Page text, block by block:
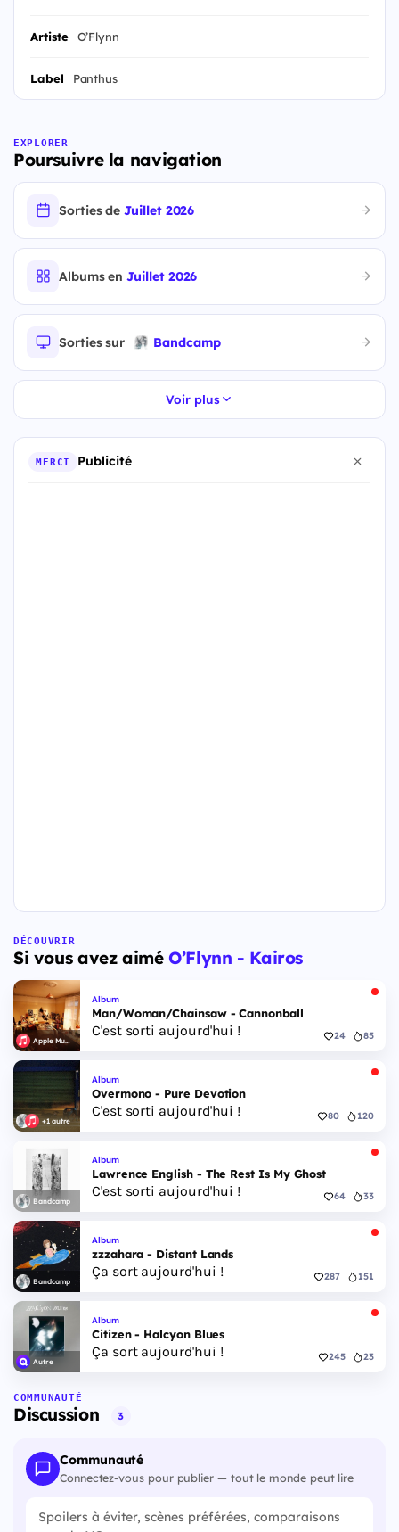
Artiste O’Flynn
Label Panthus
EXPLORER
Poursuivre la navigation
Sorties deJuillet 2026
Albums enJuillet 2026
Sorties sur Bandcamp
Voir plus
MERCI Publicité
DÉCOUVRIR
Si vous avez aiméO’Flynn - Kairos
Apple Music
Album
Man/Woman/Chainsaw - Cannonball
C'est sorti aujourd'hui ! 24 85
+1 autre
Album
Overmono - Pure Devotion
C'est sorti aujourd'hui ! 80 120
Bandcamp
Album
Lawrence English - The Rest Is My Ghost
C'est sorti aujourd'hui ! 64 33
Bandcamp
Album
zzzahara - Distant Lands
Ça sort aujourd'hui ! 287 151
Autre
Album
Citizen - Halcyon Blues
Ça sort aujourd'hui ! 245 23
COMMUNAUTÉ
Discussion 3
Communauté
Connectez-vous pour publier — tout le monde peut lire